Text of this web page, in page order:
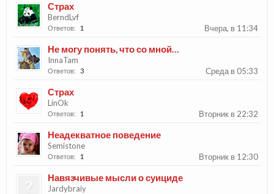
Страх
BerndLvf
Ответов: 1 Вчера, в 11:34
Не могу понять, что со мной…
InnaTam
Ответов: 3 Среда в 05:33
Страх
LinOk
Ответов: 1 Вторник в 22:32
Неадекватное поведение
Semistone
Ответов: 1 Вторник в 12:30
Навязчивые мысли о суициде
Jardybraiy